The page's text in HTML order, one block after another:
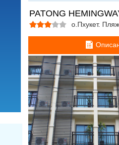
о. Пханган
о.Ланта
о.Пхукет. Другие регионы
о.Пхукет. Пляж Бангтао
о.Пхукет. Пляж Камала
о.Пхукет. Пляж Карон
о.Пхукет. Пляж Ката
о.Пхукет. Пляж Лаян
о.Пхукет. Пляж Май Хао
о.Пхукет. Пляж Най Харн
о.Пхукет. Пляж Най Янг
о.Пхукет. Пляж Найтон
о.Пхукет. Пляж Панва
о.Пхукет. Пляж Патонг
PATONG
о.Пхукет.